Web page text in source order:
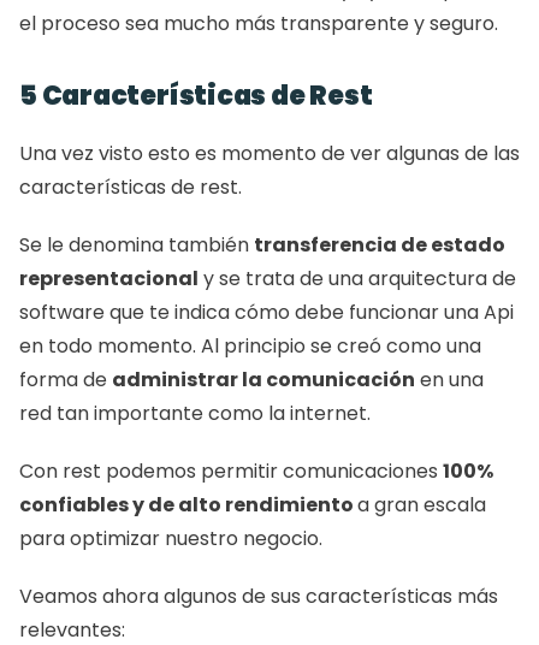
el proceso sea mucho más transparente y seguro.
5 Características de Rest
Una vez visto esto es momento de ver algunas de las
características de rest.
Se le denomina también transferencia de estado
representacional y se trata de una arquitectura de
software que te indica cómo debe funcionar una Api
en todo momento. Al principio se creó como una
forma de administrar la comunicación en una
red tan importante como la internet.
Con rest podemos permitir comunicaciones 100%
confiables y de alto rendimiento a gran escala
para optimizar nuestro negocio.
Veamos ahora algunos de sus características más
relevantes: